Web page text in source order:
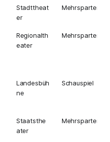
Stadttheat
er
Mehrsparten
Regionalth
eater
Mehrsparten
Landesbüh
ne
Schauspiel
Staatsthe
ater
Mehrsparten